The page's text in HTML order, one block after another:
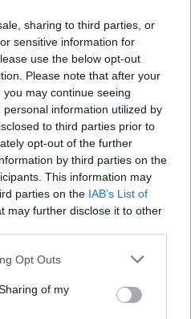
sharing to third parties, or
sensitive information for
use the below opt-out
Please note that after your
may continue seeing
information utilized by
to third parties prior to
opt-out of the further
by third parties on the
This information may
parties on the IAB’s List of
may further disclose it to other
Opt Outs
of my
Eladó:Biksady Galéria
Cím: Törő Tamás
Biksady Galéria Kft.
1055, Budapest, Falk Miksa u.
Telefon: 061/784-1111 061/780-
9307
Weboldal:
http://www.biksady.com